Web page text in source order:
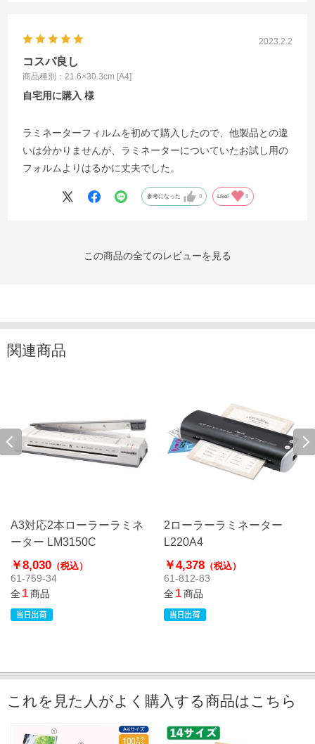
2023.2.2
コスパ良し
商品種別：21.6×30.3cm [A4]
自宅用に購入
ラミネーターフィルムを初めて購入したので、他製品との違
いは分かりませんが、ラミネーターについていたお試し用の
フォルムよりはるかに丈夫でした。
参考になった 0 Like! 0
この商品の全てのレビューを見る
関連商品
A3対応2本ローラーラミネ
ーター LM3150C
￥8,030 （税込）
61-759-34
全1商品
2ローラーラミネーター
L220A4
￥4,378 （税込）
61-812-83
全1商品
これを見た人がよく購入する商品はこちら